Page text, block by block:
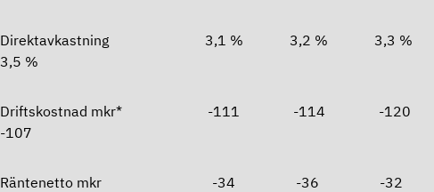
Direktavkastning 3,1 % 3,2 % 3,3
3,5 %
Driftskostnad mkr* -111 -114 -
-107
Räntenetto mkr -34 -36 -